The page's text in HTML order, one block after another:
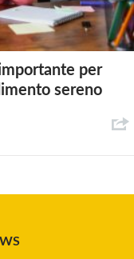
per
sereno